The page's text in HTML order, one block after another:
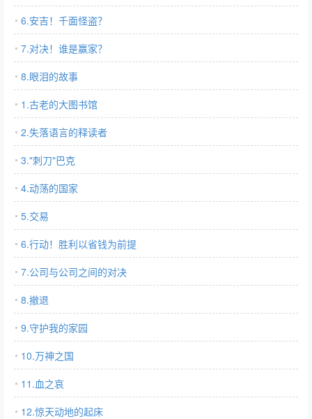
6.安吉！千面怪盗？
7.对决！谁是赢家？
8.眼泪的故事
1.古老的大图书馆
2.失落语言的释读者
3."刺刀"巴克
4.动荡的国家
5.交易
6.行动！胜利以省钱为前提
7.公司与公司之间的对决
8.撤退
9.守护我的家园
10.万神之国
11.血之哀
12.惊天动地的起床